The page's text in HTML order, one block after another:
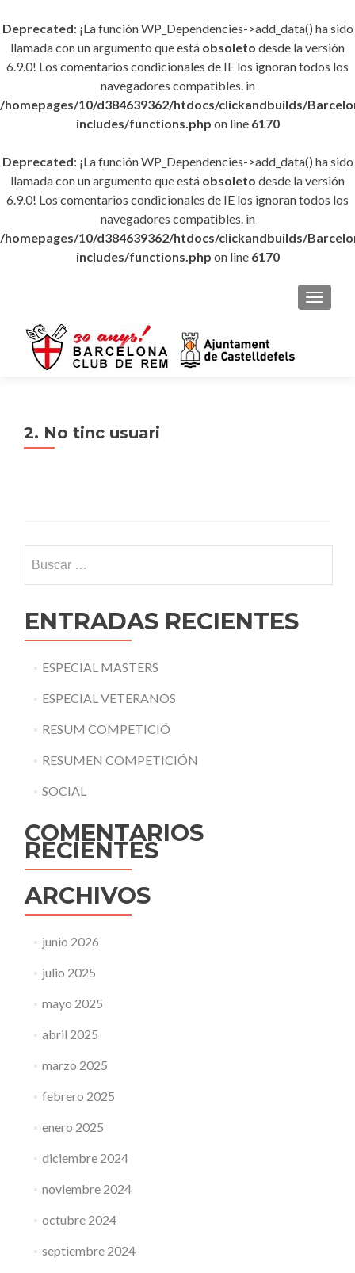
Deprecated: ¡La función WP_Dependencies->add_data() ha sido
llamada con un argumento que está obsoleto desde la versión
6.9.0! Los comentarios condicionales de IE los ignoran todos los
navegadores compatibles. in
/homepages/10/d384639362/htdocs/clickandbuilds/
includes/functions.php on line 6170
Deprecated: ¡La función WP_Dependencies->add_data() ha sido
llamada con un argumento que está obsoleto desde la versión
6.9.0! Los comentarios condicionales de IE los ignoran todos los
navegadores compatibles. in
/homepages/10/d384639362/htdocs/clickandbuilds/
includes/functions.php on line 6170
2. No tinc usuari
ENTRADAS RECIENTES
ESPECIAL MASTERS
ESPECIAL VETERANOS
RESUM COMPETICIÓ
RESUMEN COMPETICIÓN
SOCIAL
COMENTARIOS
RECIENTES
ARCHIVOS
junio 2026
julio 2025
mayo 2025
abril 2025
marzo 2025
febrero 2025
enero 2025
diciembre 2024
noviembre 2024
octubre 2024
septiembre 2024